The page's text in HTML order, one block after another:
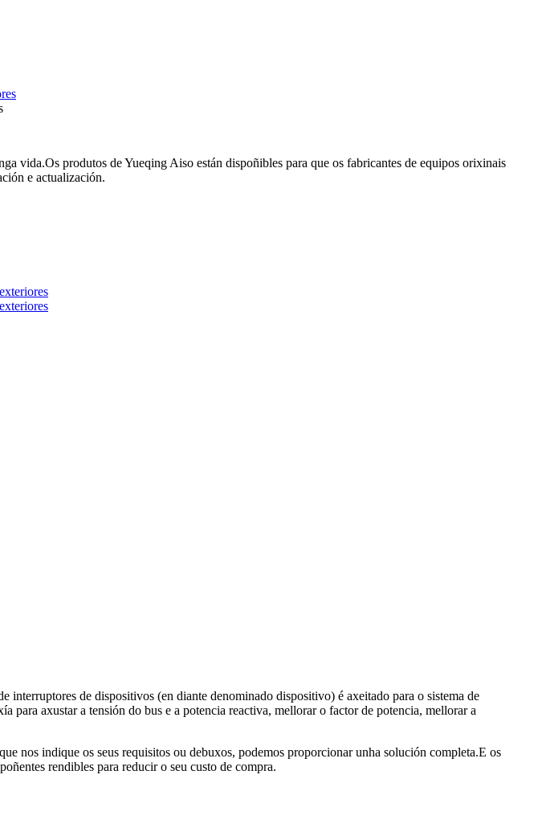
vida.Os produtos de Yueqing Aiso están dispoñibles para que os fabricantes de equipos orixinais
e actualización.
de dispositivos (en diante denominado dispositivo) é axeitado para o sistema de
axustar a tensión do bus e a potencia reactiva, mellorar o factor de potencia, mellorar a
nos indique os seus requisitos ou debuxos, podemos proporcionar unha solución completa.E os
rendibles para reducir o seu custo de compra.